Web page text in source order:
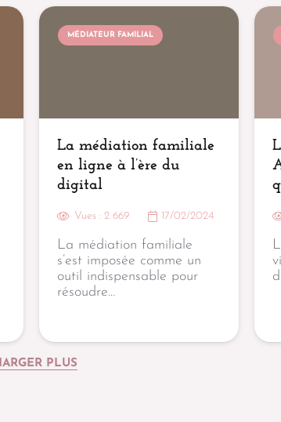
MÉDIATEUR FAMILIAL
La médiation familiale
en ligne à l’ère du
digital
Vues : 2 669 17/02/2024
La médiation familiale
s’est imposée comme un
outil indispensable pour
résoudre…
PLUS